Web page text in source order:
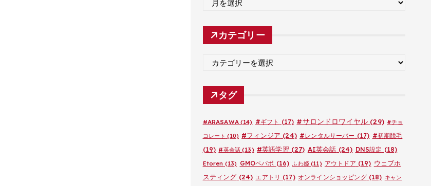
カ
イ
カテゴリー
ゴ
リ
タグ
#ARASAWA(14) #ギフト (17) #サロンドロワイヤル (29) #チョ
コレート (10) #フィンジア (24) #レンタルサーバー (17) #初期脱毛
(19) #英会話 (13) #英語学習 (27) AI英会話 (24) DNS設定 (18)
Etoren (13) GMOペパボ (16) ふわ姫(11) アウトドア (19) ウェブホ
スティング (24) エアトリ (17) オンラインショッピング(18) キャン